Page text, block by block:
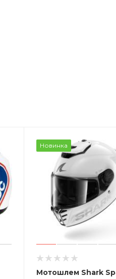
Новинка
Мотошлем Shark